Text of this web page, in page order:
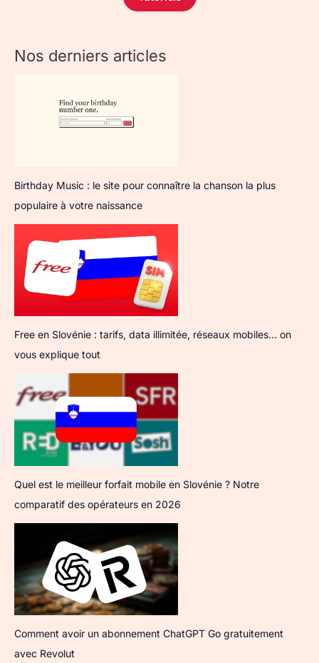
Nos derniers articles
Birthday Music : le site pour connaître la chanson la plus
populaire à votre naissance
Free en Slovénie : tarifs, data illimitée, réseaux mobiles… on
vous explique tout
Quel est le meilleur forfait mobile en Slovénie ? Notre
comparatif des opérateurs en 2026
Comment avoir un abonnement ChatGPT Go gratuitement
avec Revolut